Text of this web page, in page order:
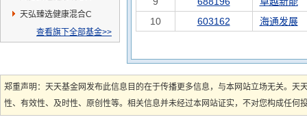
天弘臻选健康混合C
查看旗下全部基金>>
10
603162 海通发展
郑重声明：天天基金网发布此信息目的在于传播更多信息，与本网站立场无关。
性、有效性、及时性、原创性等。相关信息并未经过本网站证实，不对您构成任